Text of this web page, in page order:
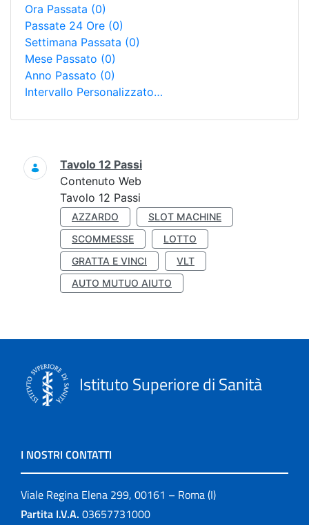
Ora Passata (0)
Passate 24 Ore (0)
Settimana Passata (0)
Mese Passato (0)
Anno Passato (0)
Intervallo Personalizzato…
Ricerca
Tavolo 12 Passi
Contenuto Web
Tavolo 12 Passi
AZZARDO
SLOT MACHINE
SCOMMESSE
LOTTO
GRATTA E VINCI
VLT
AUTO MUTUO AIUTO
Istituto Superiore di Sanità
I NOSTRI CONTATTI
Viale Regina Elena 299, 00161 – Roma (I)
Partita I.V.A. 03657731000